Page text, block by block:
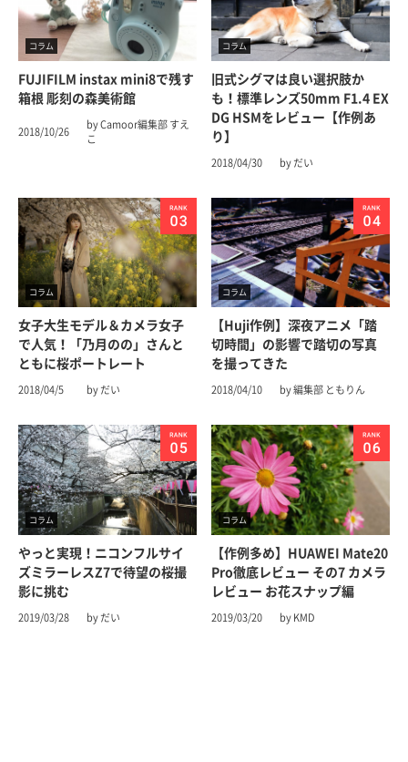
コラム
FUJIFILM instax mini8で残す
箱根 彫刻の森美術館
2018/10/26
by Camoor編集部 すえ
こ
コラム
旧式シグマは良い選択肢か
も！標準レンズ50mm F1.4 EX
DG HSMをレビュー【作例あ
り】
2018/04/30 by だい
コラム
女子大生モデル＆カメラ女子
で人気！「乃月のの」さんと
ともに桜ポートレート
2018/04/5 by だい
コラム
【Huji作例】深夜アニメ「踏
切時間」の影響で踏切の写真
を撮ってきた
2018/04/10 by 編集部 ともりん
コラム
やっと実現！ニコンフルサイ
ズミラーレスZ7で待望の桜撮
影に挑む
2019/03/28 by だい
コラム
【作例多め】HUAWEI Mate20
Pro徹底レビュー その7 カメラ
レビュー お花スナップ編
2019/03/20 by KMD